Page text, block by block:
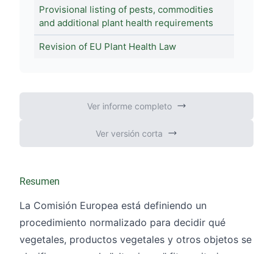
Ver informe completo
Ver versión corta
Resumen
La Comisión Europea está definiendo un
procedimiento normalizado para decidir qué
vegetales, productos vegetales y otros objetos se
Provisional listing of pests, commodities
and additional plant health requirements
Revision of EU Plant Health Law